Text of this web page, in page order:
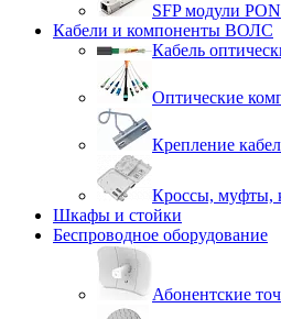
SFP модули PON
Кабели и компоненты ВОЛС
Кабель
Оптические
Крепление
Кроссы, муфты,
Шкафы и стойки
Беспроводное оборудование
Абонентские